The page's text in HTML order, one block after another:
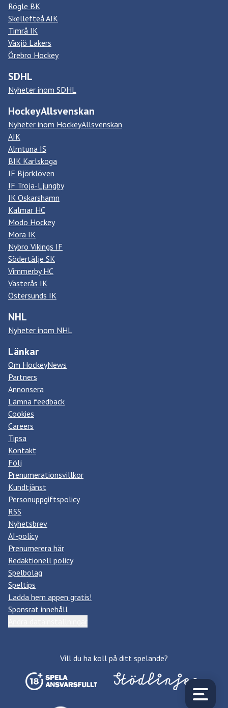
Rögle BK
Skellefteå AIK
Timrå IK
Växjö Lakers
Örebro Hockey
SDHL
Nyheter inom SDHL
HockeyAllsvenskan
Nyheter inom HockeyAllsvenskan
AIK
Almtuna IS
BIK Karlskoga
IF Björklöven
IF Troja-Ljungby
IK Oskarshamn
Kalmar HC
Modo Hockey
Mora IK
Nybro Vikings IF
Södertälje SK
Vimmerby HC
Västerås IK
Östersunds IK
NHL
Nyheter inom NHL
Länkar
Om HockeyNews
Partners
Annonsera
Lämna feedback
Cookies
Careers
Tipsa
Kontakt
Följ
Prenumerationsvillkor
Kundtjänst
Personuppgiftspolicy
RSS
Nyhetsbrev
AI-policy
Prenumerera här
Redaktionell policy
Spelbolag
Speltips
Ladda hem appen gratis!
Sponsrat innehåll
Vill du ha koll på ditt spelande?